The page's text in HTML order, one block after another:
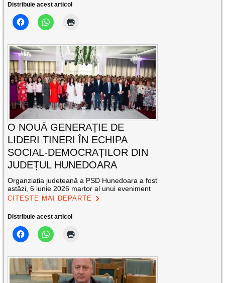
Distribuie acest articol
O NOUĂ GENERAȚIE DE
LIDERI TINERI ÎN ECHIPA
SOCIAL-DEMOCRAȚILOR DIN
JUDEȚUL HUNEDOARA
Organziația județeană a PSD Hunedoara a fost
astăzi, 6 iunie 2026 martor al unui eveniment
CITEȘTE MAI DEPARTE
Distribuie acest articol